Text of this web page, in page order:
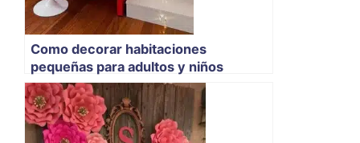
Como decorar habitaciones
pequeñas para adultos y niños